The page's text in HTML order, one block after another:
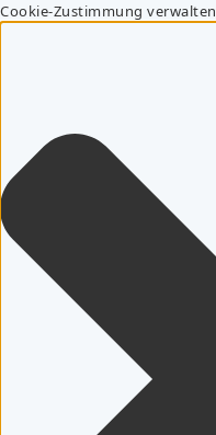
Cookie-Zustimmung verwalten